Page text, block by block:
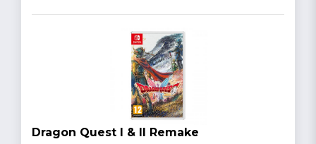
Dragon Quest I & II Remake